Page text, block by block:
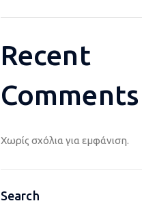
Recent
Comments
Χωρίς σχόλια για εμφάνιση.
Search